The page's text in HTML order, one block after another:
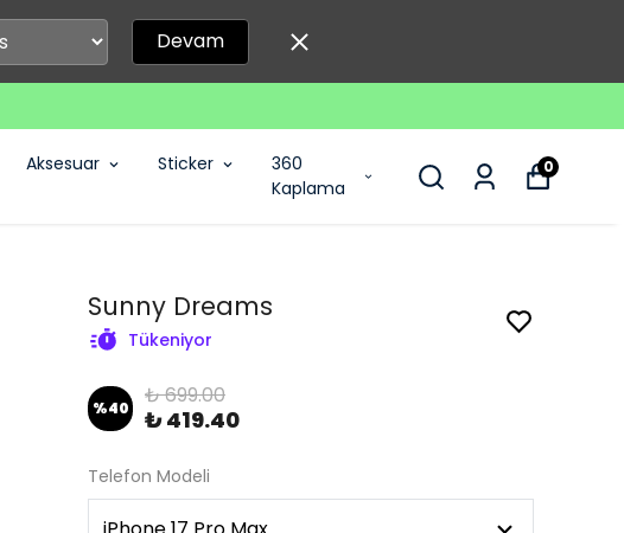
Devam
Aksesuar Sticker
360
Kaplama
0
Sunny Dreams
Tükeniyor
%40 ₺ 699.00
₺ 419.40
Telefon Modeli